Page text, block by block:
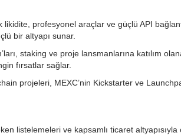
likidite, profesyonel araçlar ve güçlü API
bir altyapı sunar.
staking ve proje lansmanlarına katılım
fırsatlar sağlar.
projeleri, MEXC’nin Kickstarter ve
listelemeleri ve kapsamlı ticaret